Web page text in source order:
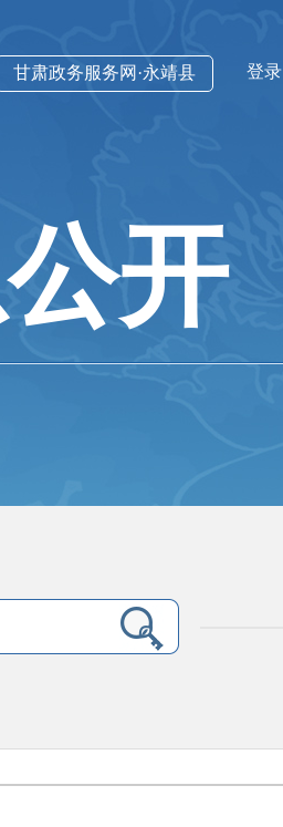
登录
甘肃政务服务网·永靖县
开